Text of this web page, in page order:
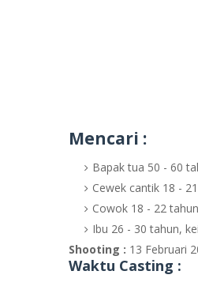
Mencari :
Bapak tua 50 - 60
Cewek cantik 18 -
Cowok 18 - 22
Ibu 26 - 30 tahun,
Shooting : 13 Februari
Waktu Casting :